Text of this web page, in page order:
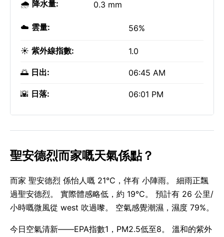
🌧️ 降水量: 0.3 mm
☁️ 雲量: 56%
☀️ 紫外線指數: 1.0
🌅 日出: 06:45 AM
🌇 日落: 06:01 PM
聖安德烈而家嘅天氣係點？
而家 聖安德烈 係怡人嘅 21°C，伴有 小陣雨。 細雨正飄
過聖安德烈。 實際體感略低，約 19°C。 預計有 26 公里/
小時嘅微風從 west 吹過嚟。 空氣感覺潮濕，濕度 79%。
今日空氣清新——EPA指數1，PM2.5低至8。 溫和的紫外